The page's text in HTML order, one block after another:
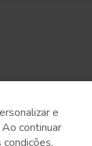
e
continuar